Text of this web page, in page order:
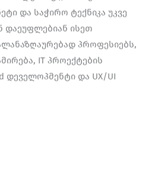
და საჭირო ტექნიკა უკვე
დაეუფლებიან ისეთ
პროფესიებს,
IT პროექტების
დეველოპმენტი და UX/UI